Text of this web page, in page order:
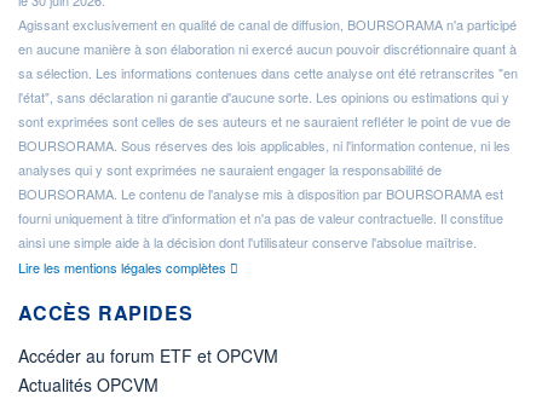
Agissant exclusivement en qualité de canal de diffusion, BOURSORAMA n'a participé
en aucune manière à son élaboration ni exercé aucun pouvoir discrétionnaire quant à
sa sélection. Les informations contenues dans cette analyse ont été retranscrites "en
l'état", sans déclaration ni garantie d'aucune sorte. Les opinions ou estimations qui y
sont exprimées sont celles de ses auteurs et ne sauraient refléter le point de vue de
BOURSORAMA. Sous réserves des lois applicables, ni l'information contenue, ni les
analyses qui y sont exprimées ne sauraient engager la responsabilité de
BOURSORAMA. Le contenu de l'analyse mis à disposition par BOURSORAMA est
fourni uniquement à titre d'information et n'a pas de valeur contractuelle. Il constitue
ainsi une simple aide à la décision dont l'utilisateur conserve l'absolue maîtrise.
Lire les mentions légales complètes
ACCÈS RAPIDES
Accéder au forum ETF et OPCVM
Actualités OPCVM